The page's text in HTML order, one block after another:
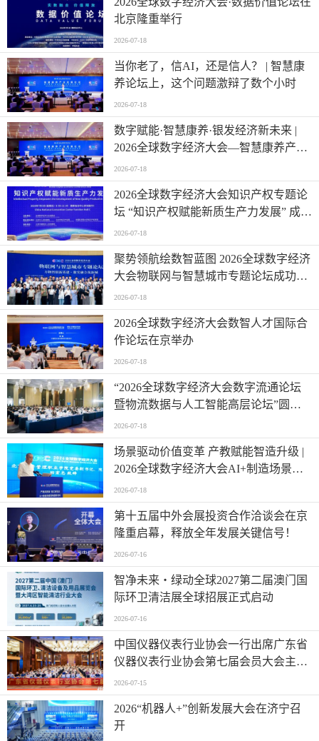
北京隆重举行
2026-07-18
当你老了，信AI，还是信人？ | 智慧康
养论坛上，这个问题激辩了数个小时
2026-07-18
数字赋能·智慧康养·银发经济新未来 |
2026全球数字经济大会—智慧康养产业
发展论坛在京举办
2026-07-18
2026全球数字经济大会知识产权专题论
坛 “知识产权赋能新质生产力发展” 成功
举办
2026-07-18
聚势领航绘数智蓝图 2026全球数字经济
大会物联网与智慧城市专题论坛成功举
办
2026-07-18
2026全球数字经济大会数智人才国际合
作论坛在京举办
2026-07-18
“2026全球数字经济大会数字流通论坛
暨物流数据与人工智能高层论坛”圆满
成功举办
2026-07-18
场景驱动价值变革 产教赋能智造升级 |
2026全球数字经济大会AI+制造场景落
地国际论坛成功举办
2026-07-18
第十五届中外会展投资合作洽谈会在京
隆重启幕，释放全年发展关键信号！
2026-07-16
智净未来・绿动全球2027第二届澳门国
际环卫清洁展全球招展正式启动
2026-07-16
中国仪器仪表行业协会一行出席广东省
仪器仪表行业协会第七届会员大会主题
活动并进行走访交流
2026-07-15
2026“机器人+”创新发展大会在济宁召
开